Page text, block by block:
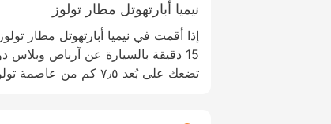
نيميا أبارتهوتل مطار تولوز
إذا أقمت في نيميا أبارتهوتل مطار
15 دقيقة بالسيارة عن آرباص وبلاس
تضعك على بُعد ٧٫٥ كم من عاصمة تولوز و٢٫٤ كم من مستشفى بوربان.